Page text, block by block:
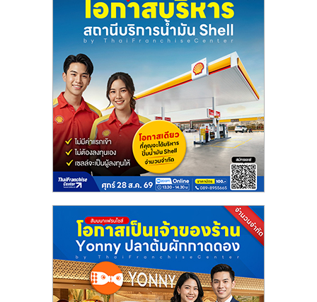
ไชส์
ขาย
แฟ
ไชส์
แฟ